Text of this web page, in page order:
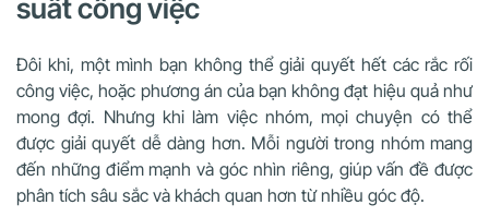
suất công việc
Đôi khi, một mình bạn không thể giải quyết hết các rắc rối
công việc, hoặc phương án của bạn không đạt hiệu quả như
mong đợi. Nhưng khi làm việc nhóm, mọi chuyện có thể
được giải quyết dễ dàng hơn. Mỗi người trong nhóm mang
đến những điểm mạnh và góc nhìn riêng, giúp vấn đề được
phân tích sâu sắc và khách quan hơn từ nhiều góc độ.